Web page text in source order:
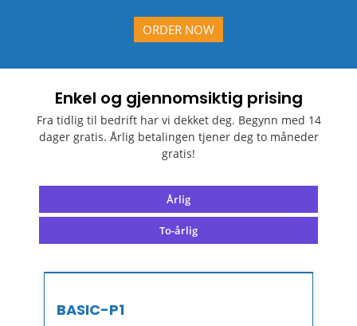
ORDER NOW
Enkel og gjennomsiktig prising
Fra tidlig til bedrift har vi dekket deg. Begynn med 14
dager gratis. Årlig betalingen tjener deg to måneder
gratis!
Årlig
To-årlig
BASIC-P1